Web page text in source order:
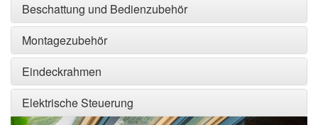
Beschattung und Bedienzubehör
Montagezubehör
Eindeckrahmen
Elektrische Steuerung